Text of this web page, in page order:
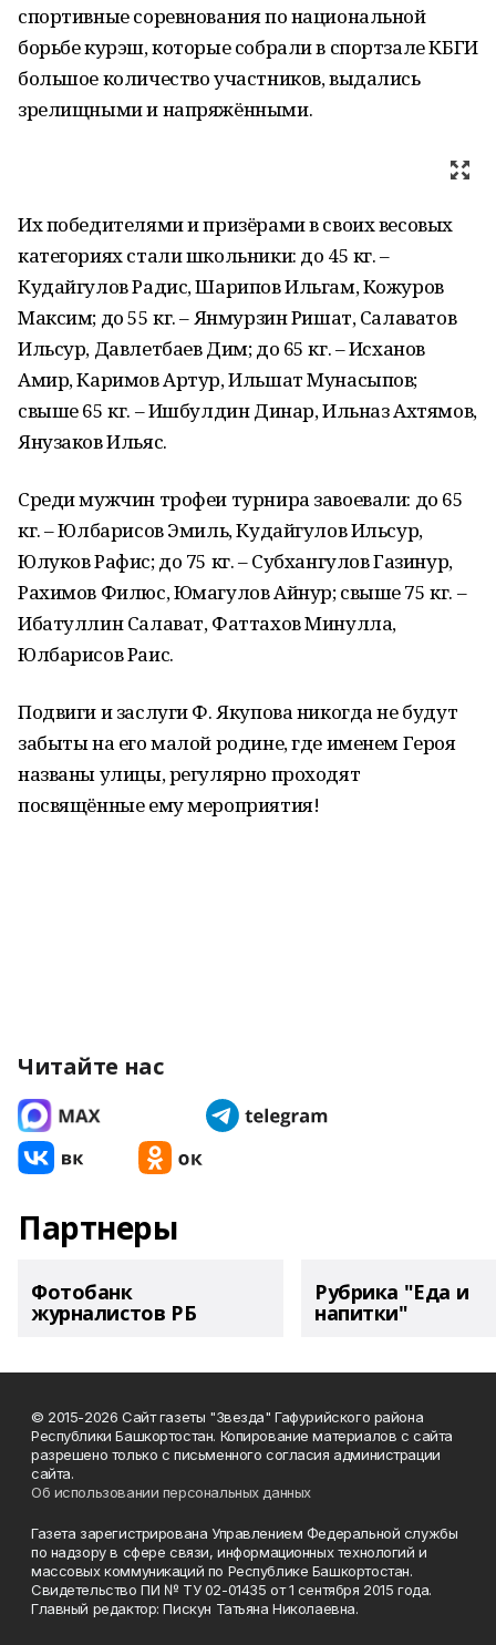
спортивные соревнования по национальной
борьбе курэш, которые собрали в спортзале КБГИ
большое количество участников, выдались
зрелищными и напряжёнными.
Их победителями и призёрами в своих весовых
категориях стали школьники: до 45 кг. –
Кудайгулов Радис, Шарипов Ильгам, Кожуров
Максим; до 55 кг. – Янмурзин Ришат, Салаватов
Ильсур, Давлетбаев Дим; до 65 кг. – Исханов
Амир, Каримов Артур, Ильшат Мунасыпов;
свыше 65 кг. – Ишбулдин Динар, Ильназ Ахтямов,
Янузаков Ильяс.
Среди мужчин трофеи турнира завоевали: до 65
кг. – Юлбарисов Эмиль, Кудайгулов Ильсур,
Юлуков Рафис; до 75 кг. – Субхангулов Газинур,
Рахимов Филюс, Юмагулов Айнур; свыше 75 кг. –
Ибатуллин Салават, Фаттахов Минулла,
Юлбарисов Раис.
Подвиги и заслуги Ф. Якупова никогда не будут
забыты на его малой родине, где именем Героя
названы улицы, регулярно проходят
посвящённые ему мероприятия!
Читайте нас
Партнеры
Фотобанк
журналистов РБ
Рубрика "Еда и
напитки"
© 2015-2026 Сайт газеты "Звезда" Гафурийского района
Республики Башкортостан. Копирование материалов с сайта
разрешено только с письменного согласия администрации
сайта.
Об использовании персональных данных
Газета зарегистрирована Управлением Федеральной службы
по надзору в сфере связи, информационных технологий и
массовых коммуникаций по Республике Башкортостан.
Свидетельство ПИ № ТУ 02-01435 от 1 сентября 2015 года.
Главный редактор: Пискун Татьяна Николаевна.